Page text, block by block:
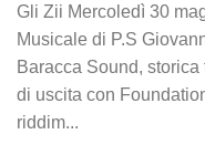
Gli Zii Mercoledì 30
Musicale di P.S
Baracca Sound,
di uscita con
riddim...